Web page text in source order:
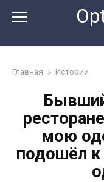
Главная » Истории
мою
подошёл к